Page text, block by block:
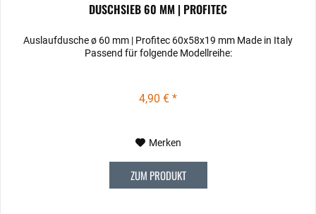
DUSCHSIEB 60 MM | PROFITEC
Auslaufdusche ø 60 mm | Profitec 60x58x19 mm Made in Italy
Passend für folgende Modellreihe:
4,90 € *
Merken
ZUM PRODUKT